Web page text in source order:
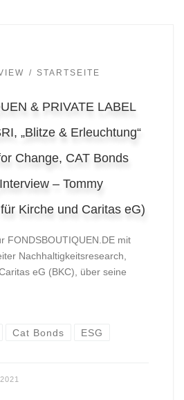
STARTSEITE
& PRIVATE LABEL
„Blitze & Erleuchtung“
Change, CAT Bonds
– Tommy
Kirche und Caritas eG)
FONDSBOUTIQUEN.DE mit
Nachhaltigkeitsresearch,
eG (BKC), über seine
Cat Bonds ESG